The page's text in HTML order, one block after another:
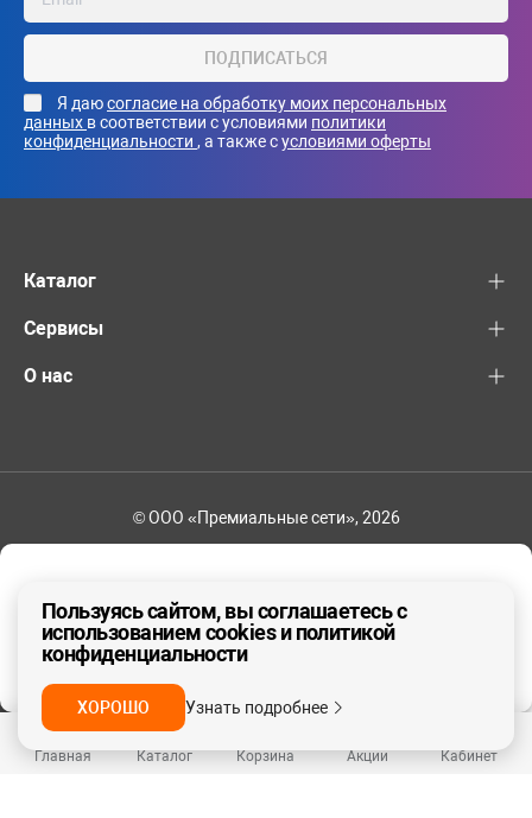
Главная Каталог Корзина Акции Кабинет
ДА, ВЕРНО
ПОДПИСАТЬСЯ
Я даюсогласие на обработку моих персональных
данных в соответствии с условиями политики
конфиденциальности , а также сусловиями оферты
Каталог
Сервисы
О нас
© ООО «Премиальные сети», 2026
Пользуясь сайтом, вы соглашаетесь с
использованием cookies и политикой
конфиденциальности
ХОРОШО Узнать подробнее